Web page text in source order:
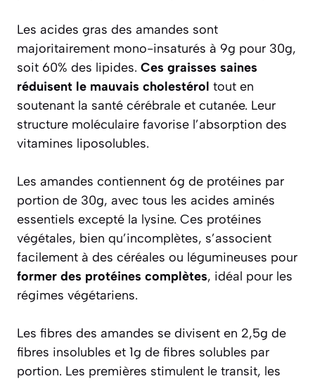
Les acides gras des amandes sont
majoritairement mono-insaturés à 9g pour 30g,
soit 60% des lipides. Ces graisses saines
réduisent le mauvais cholestérol tout en
soutenant la santé cérébrale et cutanée. Leur
structure moléculaire favorise l’absorption des
vitamines liposolubles.
Les amandes contiennent 6g de protéines par
portion de 30g, avec tous les acides aminés
essentiels excepté la lysine. Ces protéines
végétales, bien qu’incomplètes, s’associent
facilement à des céréales ou légumineuses pour
former des protéines complètes, idéal pour les
régimes végétariens.
Les fibres des amandes se divisent en 2,5g de
fibres insolubles et 1g de fibres solubles par
portion. Les premières stimulent le transit, les